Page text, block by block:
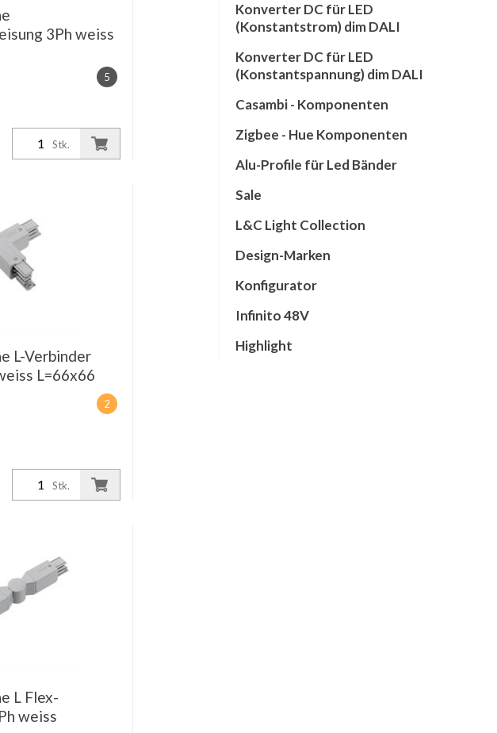
3Ph weiss
5
Stk.
L-Verbinder
L=66x66
2
Stk.
L Flex-
weiss
Konverter DC für LED
(Konstantstrom) dim DALI
Konverter DC für LED
(Konstantspannung) dim DALI
Casambi - Komponenten
Zigbee - Hue Komponenten
Alu-Profile für Led Bänder
Sale
L&C Light Collection
Design-Marken
Konfigurator
Infinito 48V
Highlight